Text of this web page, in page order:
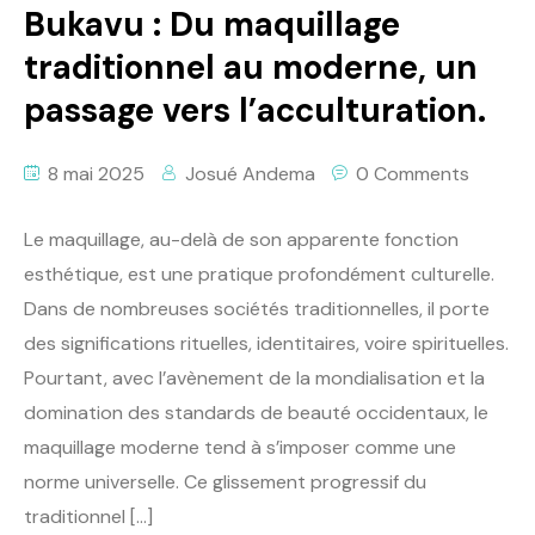
Bukavu : Du maquillage
traditionnel au moderne, un
passage vers l’acculturation.
8 mai 2025 Josué Andema 0 Comments
Le maquillage, au-delà de son apparente fonction
esthétique, est une pratique profondément culturelle.
Dans de nombreuses sociétés traditionnelles, il porte
des significations rituelles, identitaires, voire spirituelles.
Pourtant, avec l’avènement de la mondialisation et la
domination des standards de beauté occidentaux, le
maquillage moderne tend à s’imposer comme une
norme universelle. Ce glissement progressif du
traditionnel […]